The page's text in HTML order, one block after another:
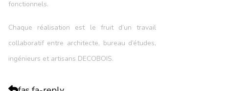
fonctionnels.
Chaque réalisation est le fruit d’un travail
collaboratif entre architecte, bureau d’études,
ingénieurs et artisans DECOBOIS.